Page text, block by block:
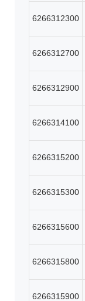
6266312300
6266312700
6266312900
6266314100
6266315200
6266315300
6266315600
6266315800
6266315900